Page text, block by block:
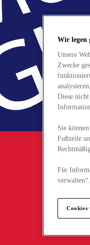
Wir legen
Unsere
Zwecke
Diese
Sie
Fußzeile
Für
verwalten“.
Cookies